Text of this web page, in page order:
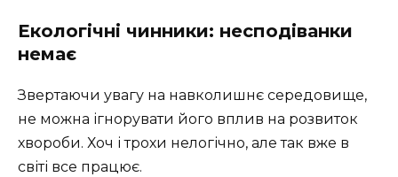
Екологічні чинники: несподіванки
немає
Звертаючи увагу на навколишнє середовище,
не можна ігнорувати його вплив на розвиток
хвороби. Хоч і трохи нелогічно, але так вже в
світі все працює.